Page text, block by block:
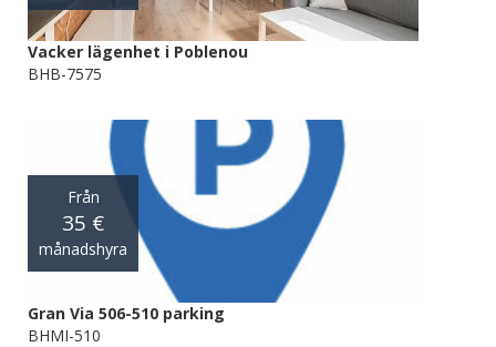
Vacker lägenhet i Poblenou
BHB-7575
Från
35 €
månadshyra
Gran Via 506-510 parking
BHMI-510